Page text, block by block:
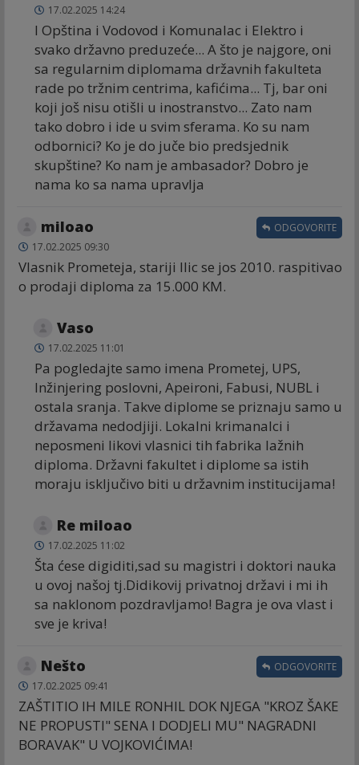
17.02.2025 14:24
I Opština i Vodovod i Komunalac i Elektro i
svako državno preduzeće... A što je najgore, oni
sa regularnim diplomama državnih fakulteta
rade po tržnim centrima, kafićima... Tj, bar oni
koji još nisu otišli u inostranstvo... Zato nam
tako dobro i ide u svim sferama. Ko su nam
odbornici? Ko je do juče bio predsjednik
skupštine? Ko nam je ambasador? Dobro je
nama ko sa nama upravlja
miloao
17.02.2025 09:30
Vlasnik Prometeja, stariji Ilic se jos 2010. raspitivao
o prodaji diploma za 15.000 KM.
ODGOVORITE
Vaso
17.02.2025 11:01
Pa pogledajte samo imena Prometej, UPS,
Inžinjering poslovni, Apeironi, Fabusi, NUBL i
ostala sranja. Takve diplome se priznaju samo u
državama nedodjiji. Lokalni krimanalci i
neposmeni likovi vlasnici tih fabrika lažnih
diploma. Državni fakultet i diplome sa istih
moraju isključivo biti u državnim institucijama!
Re miloao
17.02.2025 11:02
Šta ćese digiditi,sad su magistri i doktori nauka
u ovoj našoj tj.Didikovij privatnoj državi i mi ih
sa naklonom pozdravljamo! Bagra je ova vlast i
sve je kriva!
Nešto
17.02.2025 09:41
ZAŠTITIO IH MILE RONHIL DOK NJEGA "KROZ ŠAKE
NE PROPUSTI" SENA I DODJELI MU" NAGRADNI
BORAVAK" U VOJKOVIĆIMA!
ODGOVORITE